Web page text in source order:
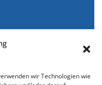
wir Technologien wie